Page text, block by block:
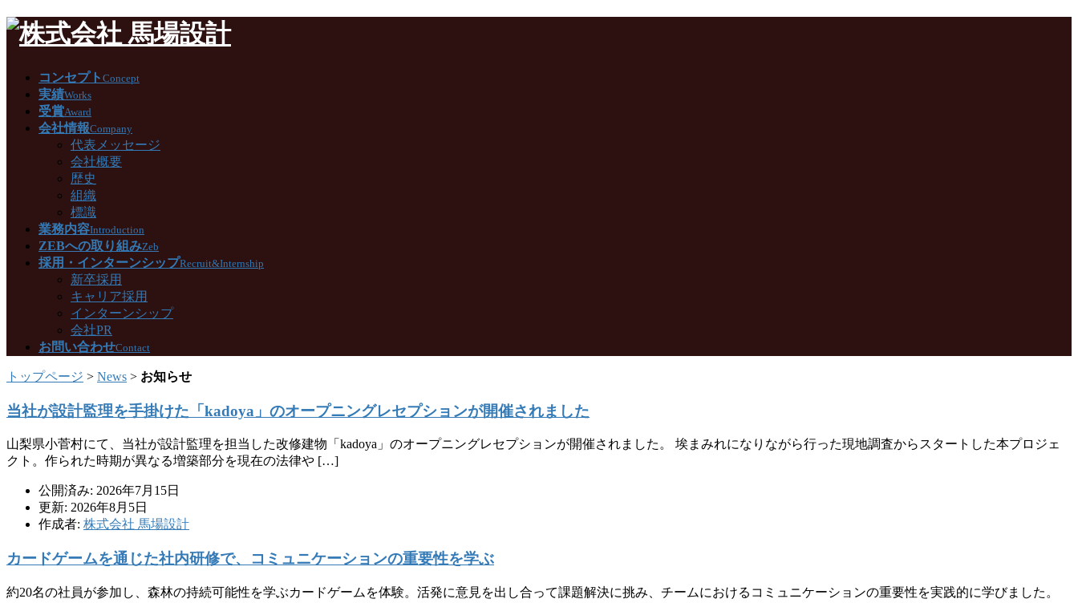
コンセプト Concept
実績Works
受賞Award
会社情報Company
代表メッセージ
会社概要
歴史
組織
標識
業務内容Introduction
ZEBへの取り組みZeb
採用・インターンシップRecruit&Internship
新卒採用
キャリア採用
インターンシップ
会社PR
お問い合わせContact
トップページ > News > お知らせ
当社が設計監理を手掛けた「kadoya」のオープニングレセプションが開催されました
山梨県小菅村にて、当社が設計監理を担当した改修建物「kadoya」のオープニングレセプションが開催されました。 埃まみれになりながら行った現地調査からスタートした本プロジェ
クト。作られた時期が異なる増築部分を現在の法律や […]
公開済み: 2026年7月15日
更新: 2026年8月5日
作成者: 株式会社 馬場設計
カードゲームを通じた社内研修で、コミュニケーションの重要性を学ぶ
約20名の社員が参加し、森林の持続可能性を学ぶカードゲームを体験。活発に意見を出し合って課題解決に挑み、チームにおけるコミュニケーションの重要性を実践的に学びました。